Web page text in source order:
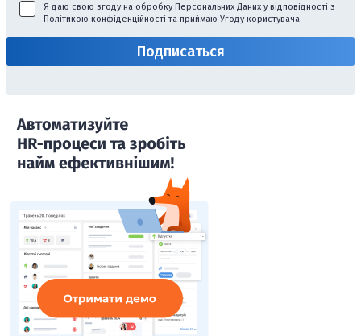
Я даю свою згоду на обробку Персональних Даних у відповідності з
Політикою конфіденційності та приймаю Угоду користувача